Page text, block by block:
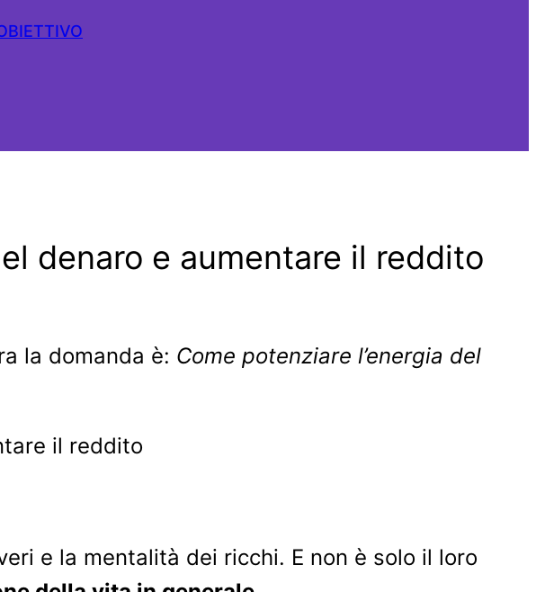
denaro e aumentare il reddito
la domanda è: Come potenziare l’energia del
e la mentalità dei ricchi. E non è solo il loro